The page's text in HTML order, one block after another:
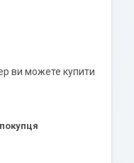
ви можете купити